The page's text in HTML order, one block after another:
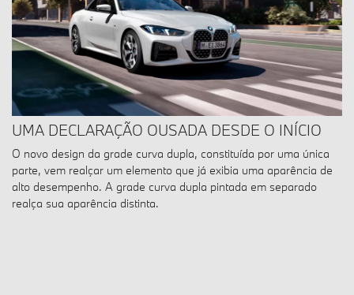
UMA DECLARAÇÃO OUSADA DESDE O INÍCIO
O novo design da grade curva dupla, constituída por uma única
parte, vem realçar um elemento que já exibia uma aparência de
alto desempenho. A grade curva dupla pintada em separado
realça sua aparência distinta.